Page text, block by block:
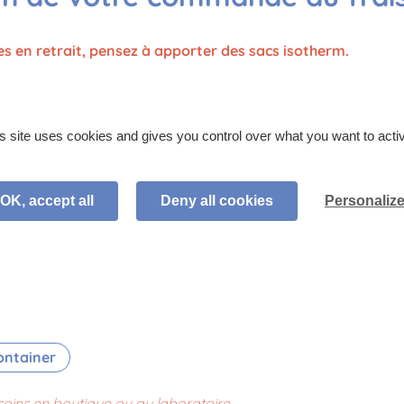
frais, SAUMON fumé, concombre, oignon, vinaigre
d’Espelette), crème de fromage frais (fromage frais
SOJA
en retrait, pensez à apporter des sacs isotherm.
vous n’avez pas assez de place dans vos frigos,
container réfrigéré!
site uses cookies and gives you control over what you want to
OK, accept all Deny all cookies Personalize